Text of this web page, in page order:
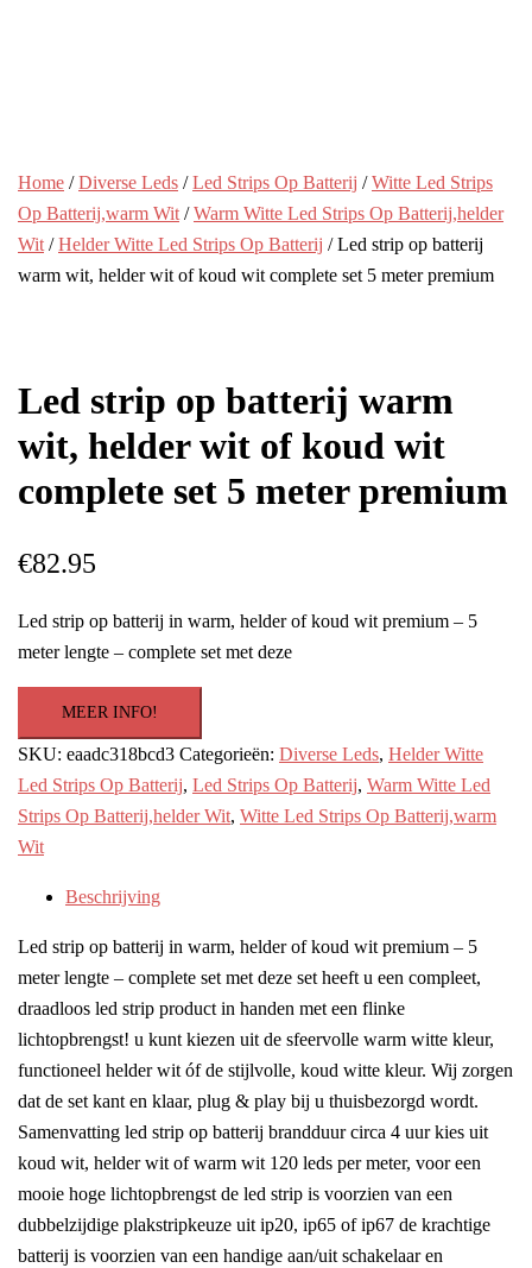
Home /Diverse Leds /Led Strips Op Batterij /Witte Led Strips
Op Batterij,warm Wit /Warm Witte Led Strips Op Batterij,helder
Wit /Helder Witte Led Strips Op Batterij / Led strip op batterij
warm wit, helder wit of koud wit complete set 5 meter premium
Led strip op batterij warm
wit, helder wit of koud wit
complete set 5 meter premium
€82.95
Led strip op batterij in warm, helder of koud wit premium – 5
meter lengte – complete set met deze
MEER INFO!
SKU: eaadc318bcd3 Categorieën: Diverse Leds, Helder Witte
Led Strips Op Batterij, Led Strips Op Batterij, Warm Witte Led
Strips Op Batterij,helder Wit, Witte Led Strips Op Batterij,warm
Wit
Beschrijving
Led strip op batterij in warm, helder of koud wit premium – 5
meter lengte – complete set met deze set heeft u een compleet,
draadloos led strip product in handen met een flinke
lichtopbrengst! u kunt kiezen uit de sfeervolle warm witte kleur,
functioneel helder wit óf de stijlvolle, koud witte kleur. Wij zorgen
dat de set kant en klaar, plug & play bij u thuisbezorgd wordt.
Samenvatting led strip op batterij brandduur circa 4 uur kies uit
koud wit, helder wit of warm wit 120 leds per meter, voor een
mooie hoge lichtopbrengst de led strip is voorzien van een
dubbelzijdige plakstripkeuze uit ip20, ip65 of ip67 de krachtige
batterij is voorzien van een handige aan/uit schakelaar en